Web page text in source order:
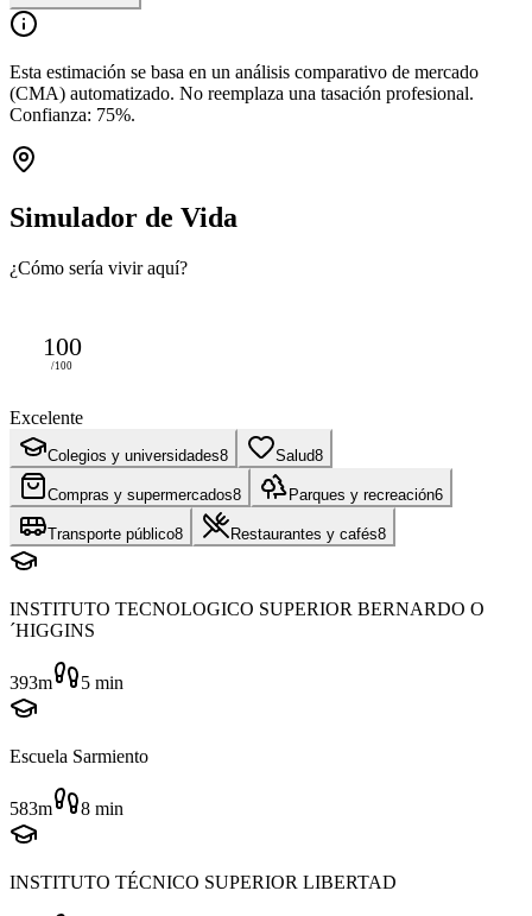
Esta estimación se basa en un análisis comparativo de mercado
(CMA) automatizado. No reemplaza una tasación profesional.
Confianza: 75%.
Simulador de Vida
¿Cómo sería vivir aquí?
100
/100
Excelente
Colegios y universidades8 Salud8
Compras y supermercados8 Parques y recreación6
Transporte público8 Restaurantes y cafés8
INSTITUTO TECNOLOGICO SUPERIOR BERNARDO O
´HIGGINS
393m 5 min
Escuela Sarmiento
583m 8 min
INSTITUTO TÉCNICO SUPERIOR LIBERTAD